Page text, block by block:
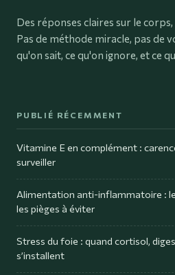
Des réponses claires sur le
Pas de méthode miracle, pas de
qu'on sait, ce qu'on ignore, et ce
PUBLIÉ RÉCEMMENT
Vitamine E en complément :
surveiller
Alimentation anti-inflammatoire :
les pièges à éviter
Stress du foie : quand cortisol,
s’installent